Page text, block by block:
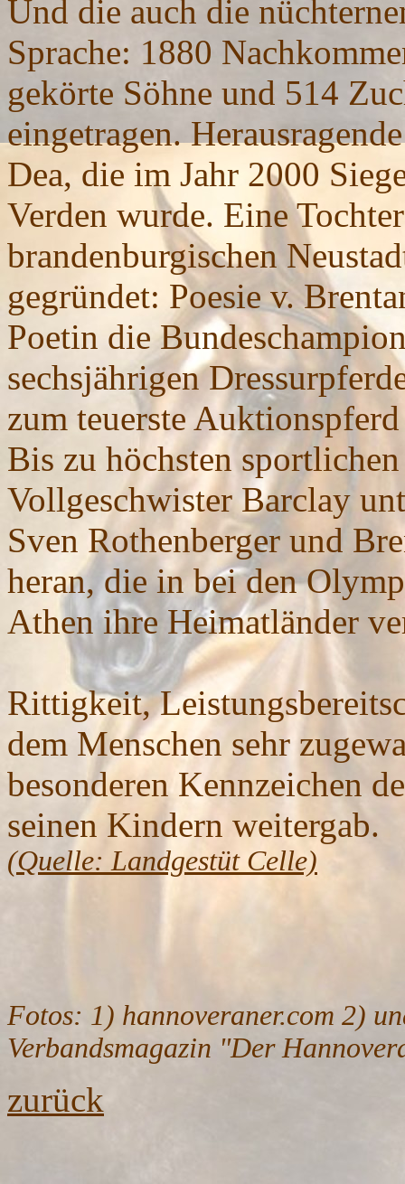
Und die auch die
Sprache: 1880
gekörte Söhne und 514
eingetragen.
Dea, die im Jahr 2000
Verden wurde. Eine
brandenburgischen
gegründet: Poesie v.
Poetin die
sechsjährigen
zum teuerste
Bis zu höchsten
Vollgeschwister Barclay
Sven Rothenberger und
heran, die in bei den
Athen ihre Heimatländer
Rittigkeit,
dem Menschen sehr
besonderen Kennzeichen
seinen Kindern weitergab.
(Quelle: Landgestüt Celle)
Fotos: 1) hannoveraner.com 2)
Verbandsmagazin "Der
zurück